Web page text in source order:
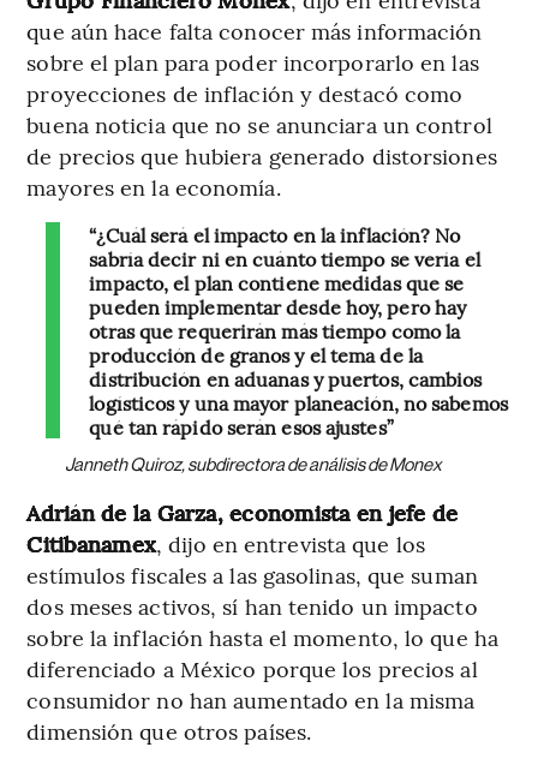
que aún hace falta conocer más información
sobre el plan para poder incorporarlo en las
proyecciones de inflación y destacó como
buena noticia que no se anunciara un control
de precios que hubiera generado distorsiones
mayores en la economía.
“¿Cuál será el impacto en la inflación? No
sabría decir ni en cuánto tiempo se vería el
impacto, el plan contiene medidas que se
pueden implementar desde hoy, pero hay
otras que requerirán más tiempo como la
producción de granos y el tema de la
distribución en aduanas y puertos, cambios
logísticos y una mayor planeación, no sabemos
qué tan rápido serán esos ajustes”
Janneth Quiroz, subdirectora de análisis de Monex
Adrián de la Garza, economista en jefe de
Citibanamex, dijo en entrevista que los
estímulos fiscales a las gasolinas, que suman
dos meses activos, sí han tenido un impacto
sobre la inflación hasta el momento, lo que ha
diferenciado a México porque los precios al
consumidor no han aumentado en la misma
dimensión que otros países.